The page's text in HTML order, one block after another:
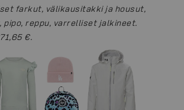
farkut, välikausitakki ja housut,
pipo, reppu, varrelliset jalkineet.
€.